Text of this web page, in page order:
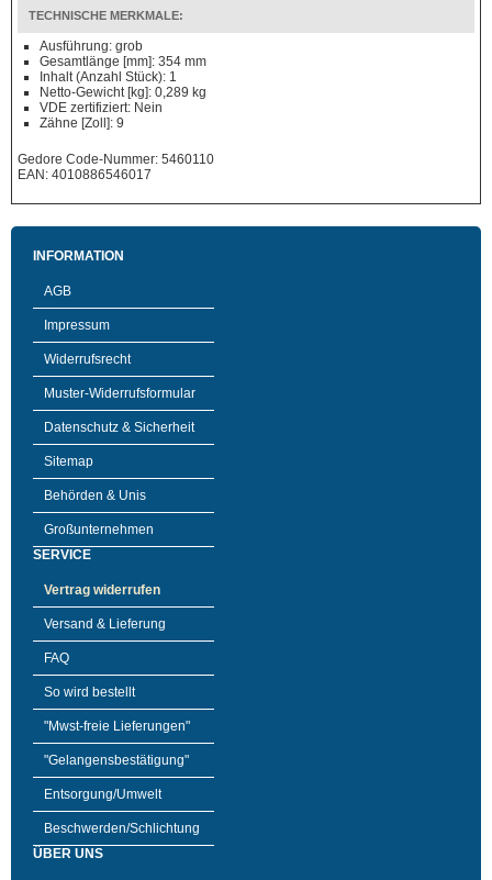
TECHNISCHE MERKMALE:
Ausführung: grob
Gesamtlänge [mm]: 354 mm
Inhalt (Anzahl Stück): 1
Netto-Gewicht [kg]: 0,289 kg
VDE zertifiziert: Nein
Zähne [Zoll]: 9
Gedore Code-Nummer: 5460110
EAN: 4010886546017
INFORMATION
AGB
Impressum
Widerrufsrecht
Muster-Widerrufsformular
Datenschutz & Sicherheit
Sitemap
Behörden & Unis
Großunternehmen
SERVICE
Vertrag widerrufen
Versand & Lieferung
FAQ
So wird bestellt
"Mwst-freie Lieferungen"
"Gelangensbestätigung"
Entsorgung/Umwelt
Beschwerden/Schlichtung
ÜBER UNS